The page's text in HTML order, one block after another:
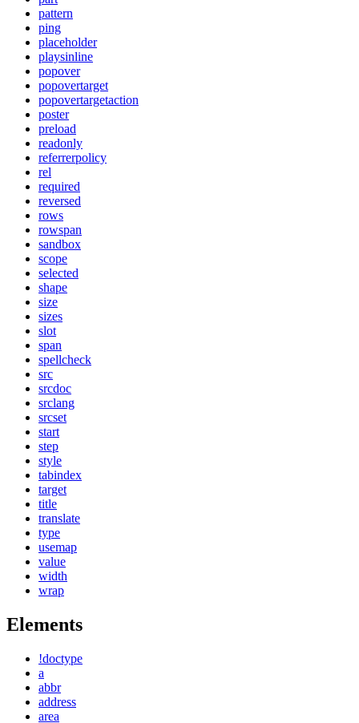
pattern
ping
placeholder
playsinline
popover
popovertarget
popovertargetaction
poster
preload
readonly
referrerpolicy
rel
required
reversed
rows
rowspan
sandbox
scope
selected
shape
size
sizes
slot
span
spellcheck
src
srcdoc
srclang
srcset
start
step
style
tabindex
target
title
translate
type
usemap
value
width
wrap
Elements
!doctype
a
abbr
address
area